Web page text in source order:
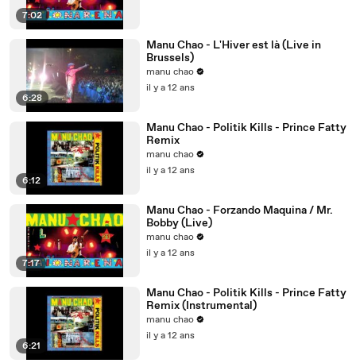
7:02
6:28
Manu Chao - L'Hiver est là (Live in
Brussels)
manu chao
il y a 12 ans
6:12
Manu Chao - Politik Kills - Prince Fatty
Remix
manu chao
il y a 12 ans
7:17
Manu Chao - Forzando Maquina / Mr.
Bobby (Live)
manu chao
il y a 12 ans
6:21
Manu Chao - Politik Kills - Prince Fatty
Remix (Instrumental)
manu chao
il y a 12 ans